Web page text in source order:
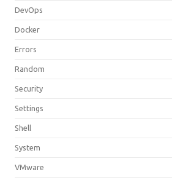
DevOps
Docker
Errors
Random
Security
Settings
Shell
System
VMware